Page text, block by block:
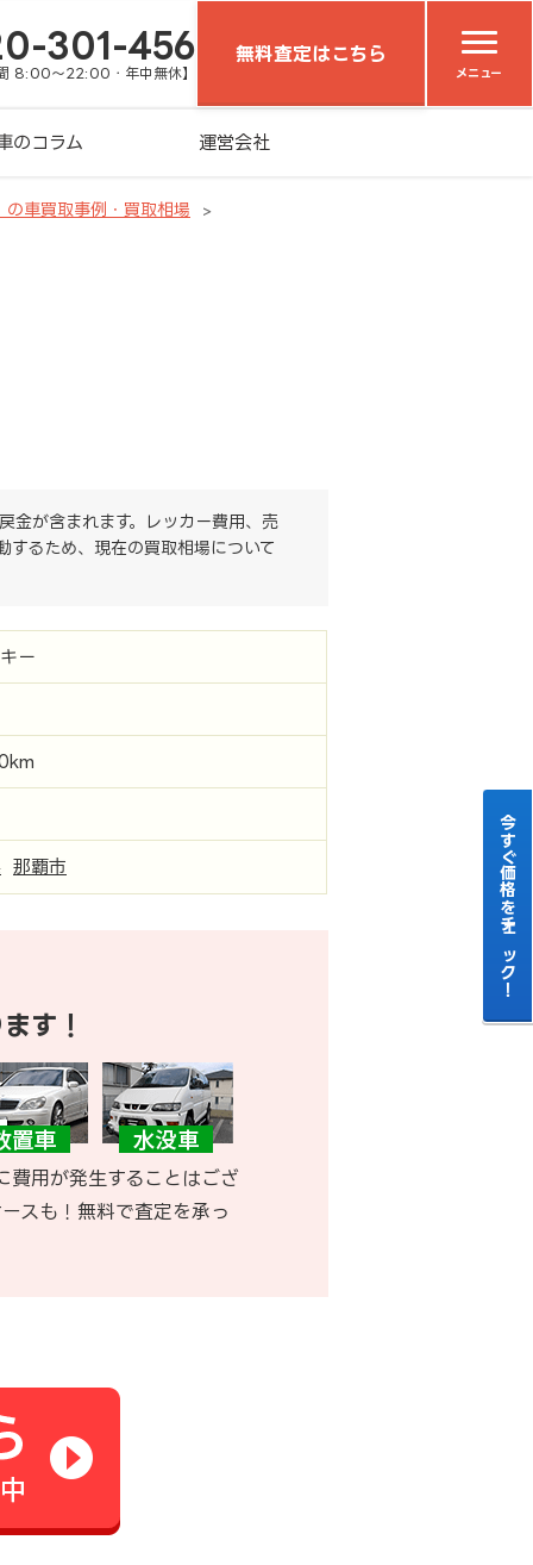
301-456
8:00～22:00・年中無休】
無料査定はこちら
メニュー
のコラム 運営会社
の車買取事例・買取相場
金が含まれます。レッカー費用、売
するため、現在の買取相場について
ー
那覇市
す！
費用が発生することはござ
スも！無料で査定を承っ
今すぐ価格をチェック！